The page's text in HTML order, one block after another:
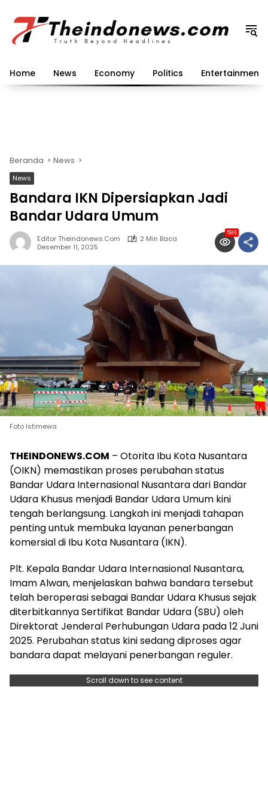
konten
Home News Economy Politics Entertainment
Beranda News
News
Bandara IKN Dipersiapkan Jadi
Bandar Udara Umum
Editor Theindonews.com
2 Min Baca
Desember 11, 2025
586
Foto Istimewa
THEINDONEWS.COM – Otorita Ibu Kota Nusantara
(OIKN) memastikan proses perubahan status
Bandar Udara Internasional Nusantara dari Bandar
Udara Khusus menjadi Bandar Udara Umum kini
tengah berlangsung. Langkah ini menjadi tahapan
penting untuk membuka layanan penerbangan
komersial di Ibu Kota Nusantara (IKN).
Plt. Kepala Bandar Udara Internasional Nusantara,
Imam Alwan, menjelaskan bahwa bandara tersebut
telah beroperasi sebagai Bandar Udara Khusus sejak
diterbitkannya Sertifikat Bandar Udara (SBU) oleh
Direktorat Jenderal Perhubungan Udara pada 12 Juni
2025. Perubahan status kini sedang diproses agar
bandara dapat melayani penerbangan reguler.
Scroll down to see content